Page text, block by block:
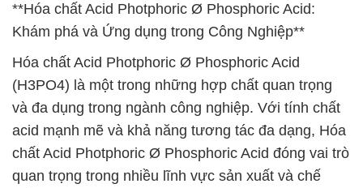
**Hóa chất Acid Photphoric Ø Phosphoric Acid:
Khám phá và Ứng dụng trong Công Nghiệp**
Hóa chất Acid Photphoric Ø Phosphoric Acid
(H3PO4) là một trong những hợp chất quan trọng
và đa dụng trong ngành công nghiệp. Với tính chất
acid mạnh mẽ và khả năng tương tác đa dạng, Hóa
chất Acid Photphoric Ø Phosphoric Acid đóng vai trò
quan trọng trong nhiều lĩnh vực sản xuất và chế